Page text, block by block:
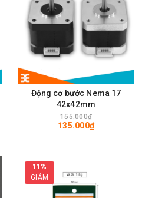
Động cơ bước Nema 17
42x42mm
155.000₫
135.000₫
11%
GIẢM